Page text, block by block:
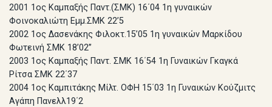
2001 1ος Καμπαξής Παντ.(ΣΜΚ) 16΄04 1η γυναικών
Φοινοκαλιώτη Εμμ.ΣΜΚ 22’5
2002 1ος Δασενάκης Φιλοκτ.15’05 1η γυναικών Μαρκίδου
Φωτεινή ΣΜΚ 18’02’’
2003 1ος Καμπαξής Παντ. ΣΜΚ 16΄54 1η Γυναικών Γκαγκά
Ρίτσα ΣΜΚ 22΄37
2004 1ος Καμπιτάκης Μίλτ. ΟΦΗ 15΄03 1η Γυναικών Κούζμιτς
Αγάπη Πανελλ19΄2